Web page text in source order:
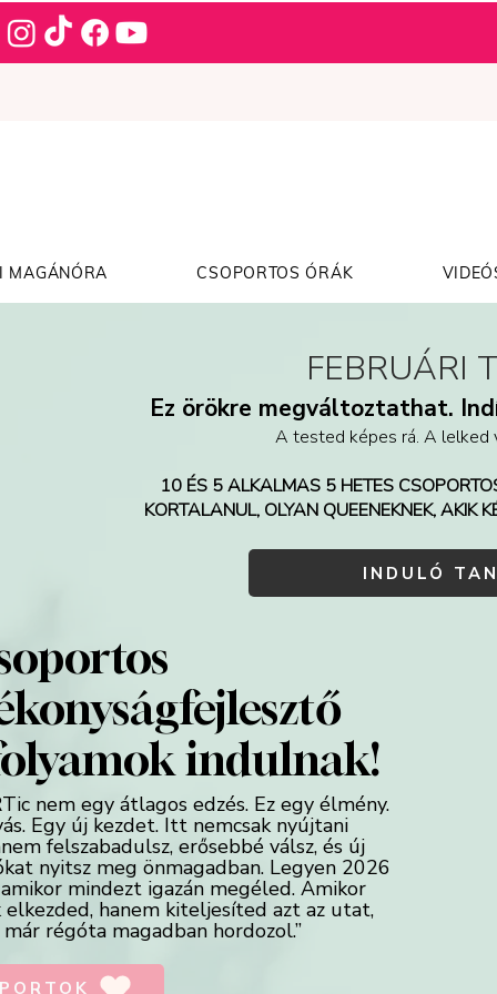
MAGÁNÓRA CSOPORTOS ÓRÁK
FEBRUÁRI
Ez örökre megváltoztathat.
A tested képes rá. A lelked
10 ÉS 5 ALKALMAS 5 HETES
KORTALANUL, OLYAN QUEENEKNEK, AKIK
INDULÓ
indulnak!
nem egy átlagos edzés. Ez egy élmény.
Egy új kezdet. Itt nemcsak nyújtani
felszabadulsz, erősebbé válsz, és új
nyitsz meg önmagadban. Legyen 2026
amikor mindezt igazán megéled. Amikor
elkezded, hanem kiteljesíted azt az utat,
régóta magadban hordozol.”